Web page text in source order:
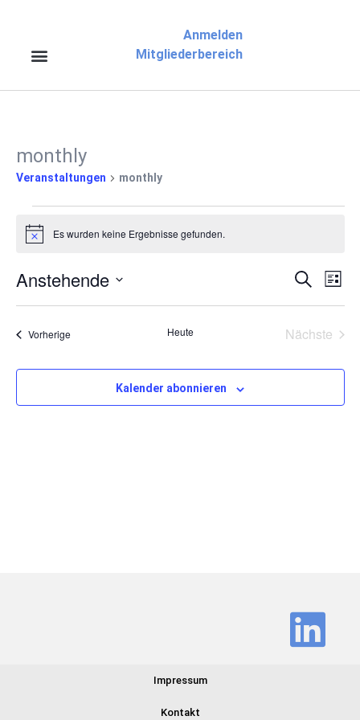
Anmelden
Mitgliederbereich
monthly
Veranstaltungen monthly
HinweisEs wurden keine Ergebnisse gefunden.
Suche
und
Suche
Liste
Anstehende
wählen.
VorherigeVeranstaltungen Heute Nächste
Kalender abonnieren
Impressum
Kontakt